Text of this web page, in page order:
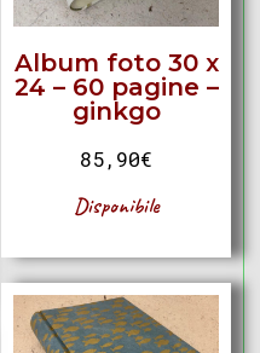
Album foto 30 x
24 – 60 pagine –
ginkgo
85,90€
Disponibile